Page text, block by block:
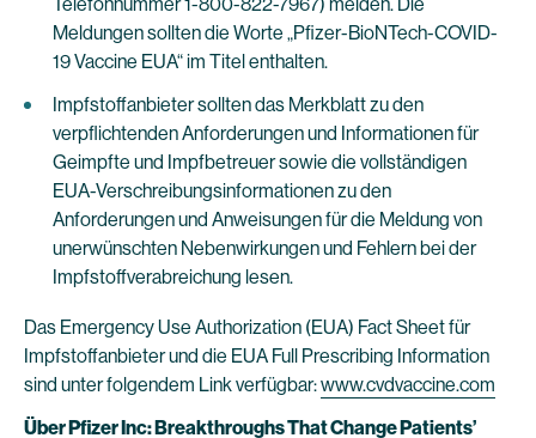
Meldungen sollten die Worte „Pfizer-BioNTech-COVID-
19 Vaccine EUA“ im Titel enthalten.
Impfstoffanbieter sollten das Merkblatt zu den
verpflichtenden Anforderungen und Informationen für
Geimpfte und Impfbetreuer sowie die vollständigen
EUA-Verschreibungsinformationen zu den
Anforderungen und Anweisungen für die Meldung von
unerwünschten Nebenwirkungen und Fehlern bei der
Impfstoffverabreichung lesen.
Das Emergency Use Authorization (EUA) Fact Sheet für
Impfstoffanbieter und die EUA Full Prescribing Information
sind unter folgendem Link verfügbar:www.cvdvaccine.com
Über Pfizer Inc: Breakthroughs That Change Patients’